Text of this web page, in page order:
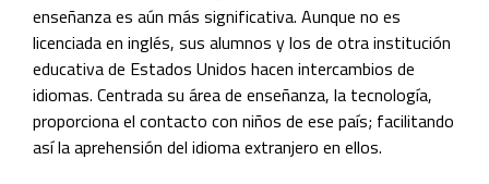
enseñanza es aún más significativa. Aunque no es
licenciada en inglés, sus alumnos y los de otra institución
educativa de Estados Unidos hacen intercambios de
idiomas. Centrada su área de enseñanza, la tecnología,
proporciona el contacto con niños de ese país; facilitando
así la aprehensión del idioma extranjero en ellos.